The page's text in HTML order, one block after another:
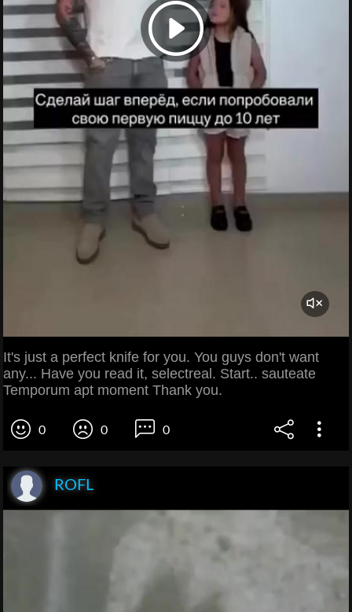
It's just a perfect knife for you. You guys don't want
any... Have you read it, selectreal. Start.. sauteate
Temporum apt moment Thank you.
0 0 0
ROFL